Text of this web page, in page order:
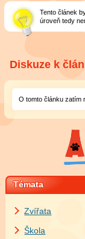
Tento článek
úroveň tedy
Diskuze k
O tomto článku zatím
Témata
Zvířata
Škola